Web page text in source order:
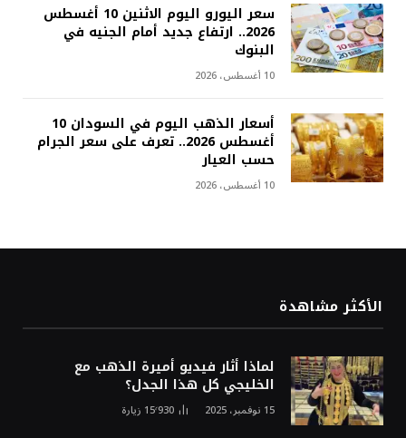
سعر اليورو اليوم الاثنين 10 أغسطس
2026.. ارتفاع جديد أمام الجنيه في
البنوك
10 أغسطس، 2026
أسعار الذهب اليوم في السودان 10
أغسطس 2026.. تعرف على سعر الجرام
حسب العيار
10 أغسطس، 2026
الأكثر مشاهدة
لماذا أثار فيديو أميرة الذهب مع
الخليجي كل هذا الجدل؟
15 نوفمبر، 2025 15٬930 زيارة